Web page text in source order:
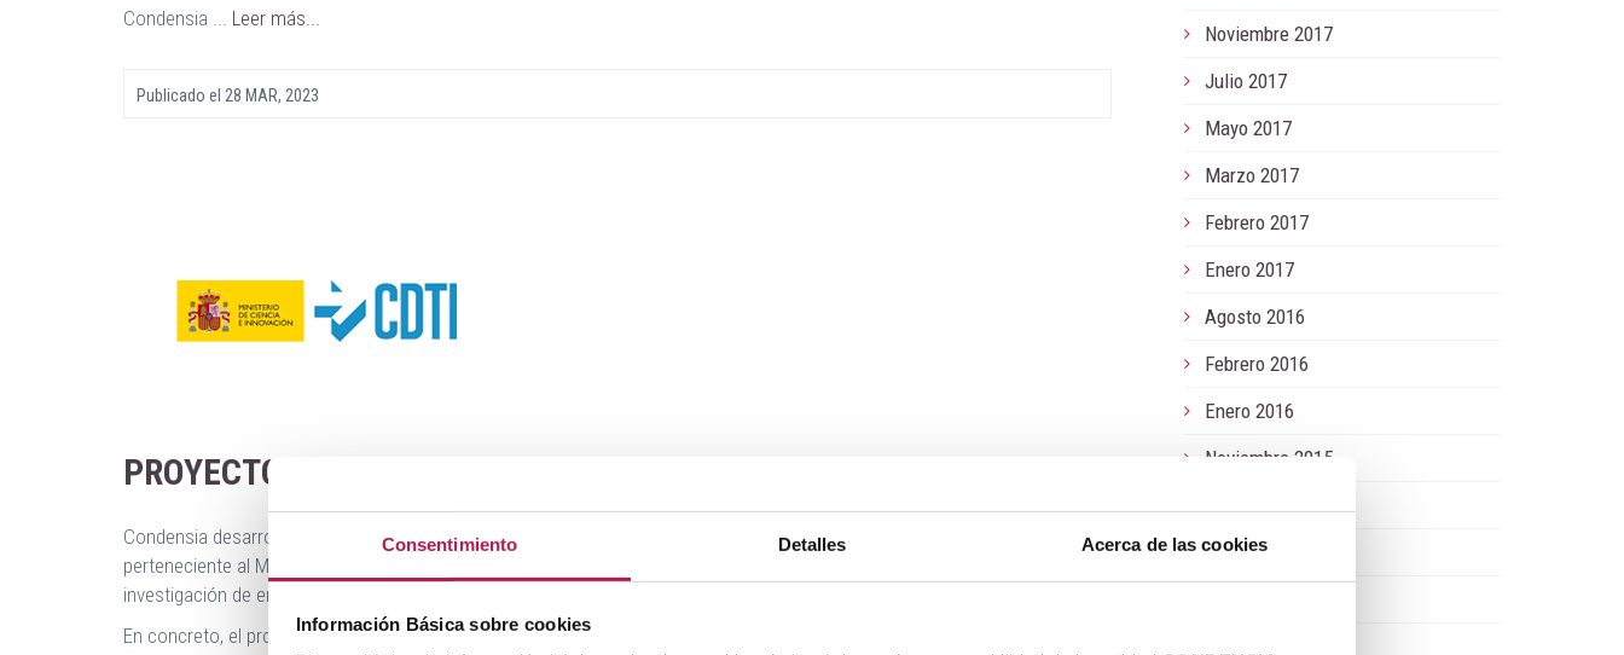
Consentimiento Detalles Acerca de las cookies
Información Básica sobre cookies
Condensia ... Leer más...
Publicado el 28 MAR, 2023
PROYECTO CDTI
Condensia desarrollará un proyecto de I+D financiado por el Centro para el Desarrollo Tecnológico y la Innovación (CDTI),
perteneciente al Ministerio de Ciencia e Innovación, dentro del Programa Marco "PID Cervera" destinado a apoyar la
investigación de empresas con alta capacidad de innovación.
En concreto, el proyecto financiado está relacionado con el desarrollo de nuevos aditivos mediante un novedoso enfoque
Noviembre 2017
Julio 2017
Mayo 2017
Marzo 2017
Febrero 2017
Enero 2017
Agosto 2016
Febrero 2016
Enero 2016
Noviembre 2015
Septiempre 2015
Abril 2015